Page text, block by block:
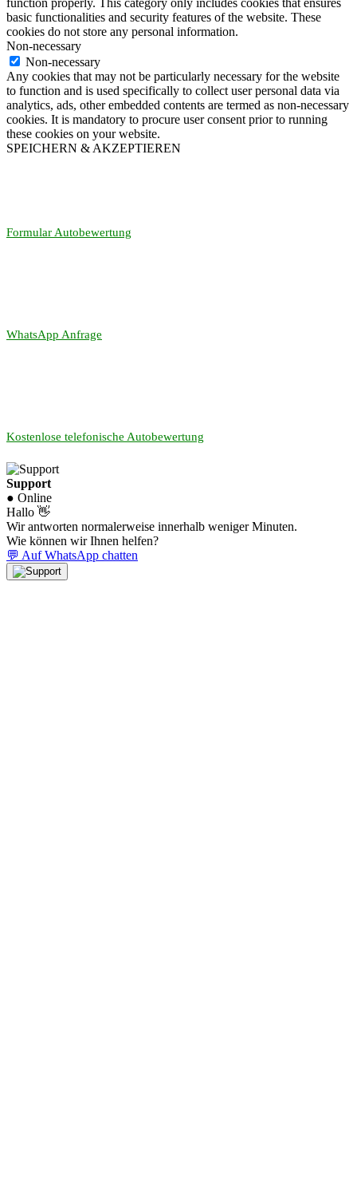
function properly. This category only includes cookies that ensures
basic functionalities and security features of the website. These
cookies do not store any personal information.
Non-necessary
Non-necessary
Any cookies that may not be particularly necessary for the website
to function and is used specifically to collect user personal data via
analytics, ads, other embedded contents are termed as non-necessary
cookies. It is mandatory to procure user consent prior to running
these cookies on your website.
SPEICHERN & AKZEPTIEREN
Formular Autobewertung
WhatsApp Anfrage
Kostenlose telefonische Autobewertung
Support
● Online
Hallo 👋
Wir antworten normalerweise innerhalb weniger Minuten.
Wie können wir Ihnen helfen?
💬 Auf WhatsApp chatten